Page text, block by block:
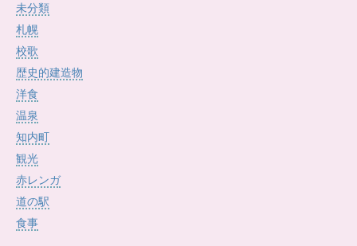
未分類
札幌
校歌
歴史的建造物
洋食
温泉
知内町
観光
赤レンガ
道の駅
食事